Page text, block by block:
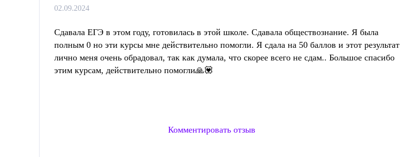
02.09.2024
Сдавала ЕГЭ в этом году, готовилась в этой школе. Сдавала обществознание. Я была
полным 0 но эти курсы мне действительно помогли. Я сдала на 50 баллов и этот результат
лично меня очень обрадовал, так как думала, что скорее всего не сдам.. Большое спасибо
этим курсам, действительно помогли🙏💟
Комментировать отзыв